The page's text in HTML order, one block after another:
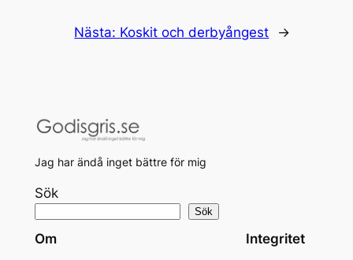
Nästa: Koskit och derbyångest →
Jag har ändå inget bättre för mig
Sök
Sök
Om Integritet